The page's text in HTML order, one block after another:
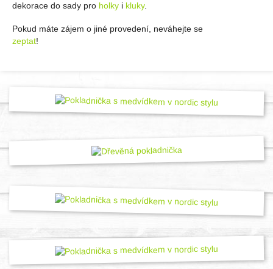
dekorace do sady pro holky i kluky.
Pokud máte zájem o jiné provedení, neváhejte se
zeptat!